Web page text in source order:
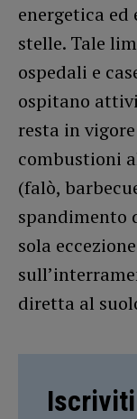
energetica
stelle. Tale
ospedali e
ospitano
resta in
combustioni
(falò,
spandimento
sola
diretta al